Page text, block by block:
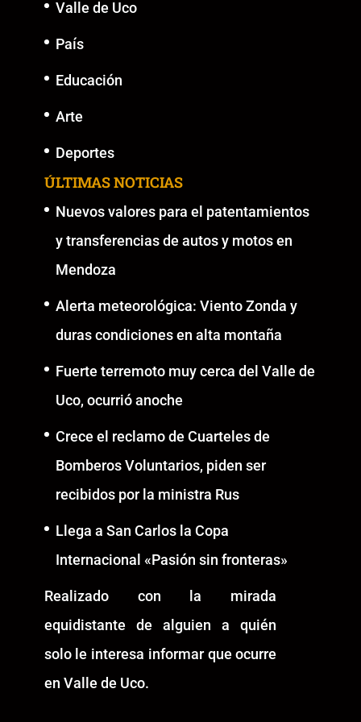
Valle de Uco
País
Educación
Arte
Deportes
ÚLTIMAS NOTICIAS
Nuevos valores para el patentamientos
y transferencias de autos y motos en
Mendoza
Alerta meteorológica: Viento Zonda y
duras condiciones en alta montaña
Fuerte terremoto muy cerca del Valle de
Uco, ocurrió anoche
Crece el reclamo de Cuarteles de
Bomberos Voluntarios, piden ser
recibidos por la ministra Rus
Llega a San Carlos la Copa
Internacional «Pasión sin fronteras»
Realizado con la mirada
equidistante de alguien a quién
solo le interesa informar que ocurre
en Valle de Uco.